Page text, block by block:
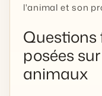
l'animal et son
posées
animaux